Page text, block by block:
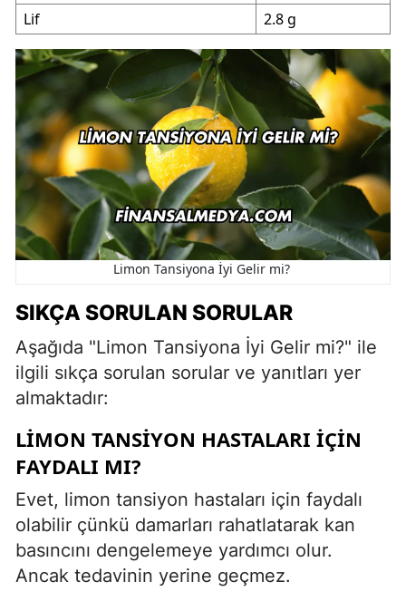
Lif
2.8 g
Limon Tansiyona İyi Gelir mi?
SIKÇA SORULAN SORULAR
Aşağıda "Limon Tansiyona İyi Gelir mi?" ile
ilgili sıkça sorulan sorular ve yanıtları yer
almaktadır:
LIMON TANSIYON HASTALARI İÇIN
FAYDALI MI?
Evet, limon tansiyon hastaları için faydalı
olabilir çünkü damarları rahatlatarak kan
basıncını dengelemeye yardımcı olur.
Ancak tedavinin yerine geçmez.